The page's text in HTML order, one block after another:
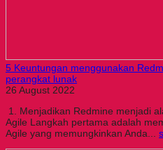
5 Keuntungan menggunakan
perangkat lunak
26 August 2022
1. Menjadikan Redmine menjadi
Agile Langkah pertama adalah
Agile yang memungkinkan Anda...